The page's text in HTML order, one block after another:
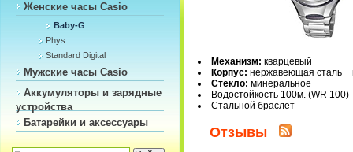
Женские часы Casio
Baby-G
Phys
Standard Digital
Мужские часы Casio
Аккумуляторы и зарядные
устройства
Батарейки и аксессуары
Механизм: кварцевый
Корпус: нержавеющая сталь +
Стекло: минеральное
Водостойкость 100м. (WR 100)
Стальной браслет
Отзывы